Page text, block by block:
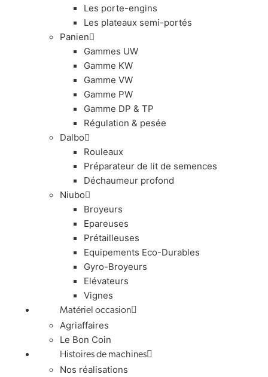
Les porte-engins
Les plateaux semi-portés
Panien
Gammes UW
Gamme KW
Gamme VW
Gamme PW
Gamme DP & TP
Régulation & pesée
Dalbo
Rouleaux
Préparateur de lit de semences
Déchaumeur profond
Niubo
Broyeurs
Epareuses
Prétailleuses
Equipements Eco-Durables
Gyro-Broyeurs
Elévateurs
Vignes
Matériel occasion
Agriaffaires
Le Bon Coin
Histoires de machines
Nos réalisations